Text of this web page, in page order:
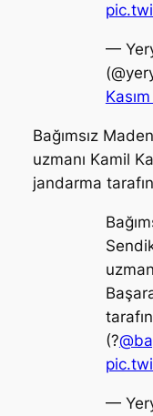
—
Bağımsız
uzmanı Kamil
jandarma
(?️
—